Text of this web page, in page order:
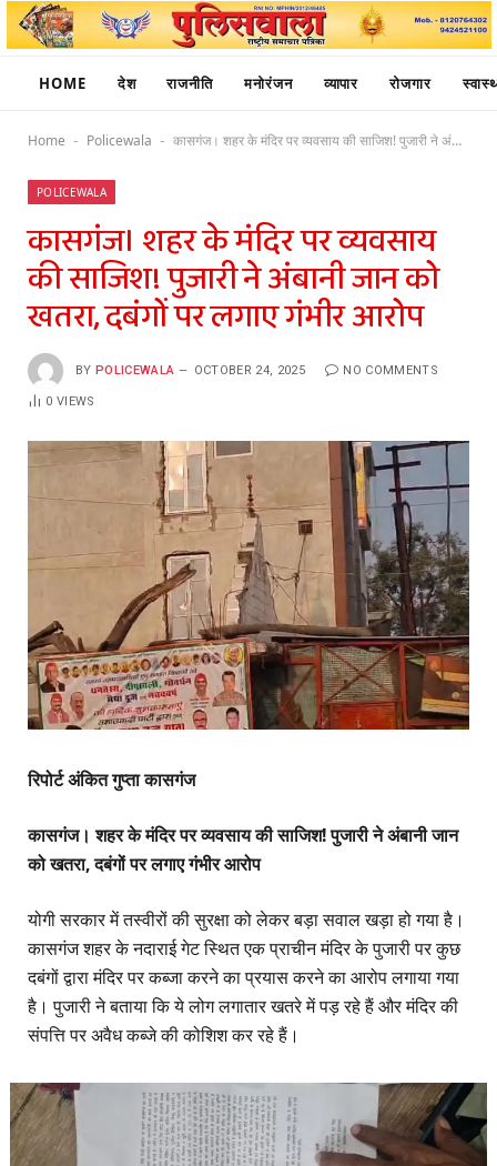
HOME देश राजनीति मनोरंजन व्यापार रोजगार
Home - Policewala - कासगंज। शहर के मंदिर पर व्यवसाय की साजिश! पुजारी ने अंबानी जान को खतरा, दबंगों पर लगाए गंभीर आरोप
POLICEWALA
कासगंज। शहर के मंदिर पर व्यवसाय
की साजिश! पुजारी ने अंबानी जान को
खतरा, दबंगों पर लगाए गंभीर आरोप
BY POLICEWALA OCTOBER 24, 2025 NO COMMENTS
0VIEWS
रिपोर्ट अंकित गुप्ता कासगंज
कासगंज। शहर के मंदिर पर व्यवसाय की साजिश! पुजारी ने अंबानी जान
को खतरा, दबंगों पर लगाए गंभीर आरोप
योगी सरकार में तस्वीरों की सुरक्षा को लेकर बड़ा सवाल खड़ा हो गया है।
कासगंज शहर के नदाराई गेट स्थित एक प्राचीन मंदिर के पुजारी पर कुछ
दबंगों द्वारा मंदिर पर कब्जा करने का प्रयास करने का आरोप लगाया गया
है। पुजारी ने बताया कि ये लोग लगातार खतरे में पड़ रहे हैं और मंदिर की
संपत्ति पर अवैध कब्जे की कोशिश कर रहे हैं।